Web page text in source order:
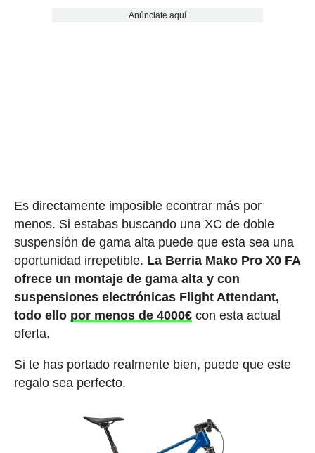
Anúnciate aquí
Es directamente imposible econtrar más por
menos. Si estabas buscando una XC de doble
suspensión de gama alta puede que esta sea una
oportunidad irrepetible. La Berria Mako Pro X0 FA
ofrece un montaje de gama alta y con
suspensiones electrónicas Flight Attendant,
todo ello por menos de 4000€ con esta actual
oferta.
Si te has portado realmente bien, puede que este
regalo sea perfecto.